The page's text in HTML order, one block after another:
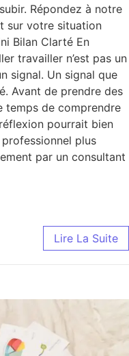
Répondez à notre
sur votre situation
Bilan Clarté En
travailler n’est pas un
signal. Un signal que
Avant de prendre des
temps de comprendre
pourrait bien
plus
par un consultant
Lire La Suite